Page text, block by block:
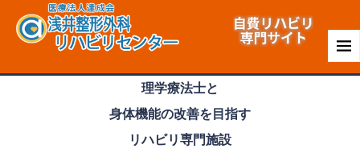
理学療法士と
身体機能の改善を目指す
リハビリ専門施設